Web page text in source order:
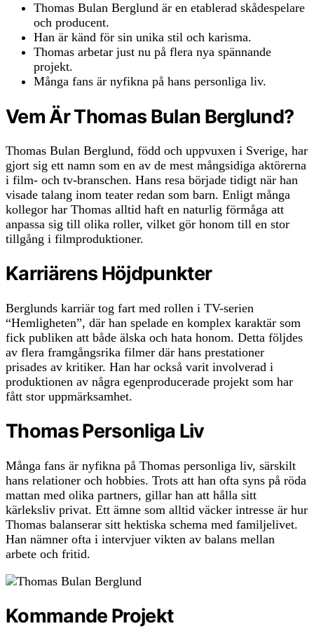
Thomas Bulan Berglund är en etablerad skådespelare
och producent.
Han är känd för sin unika stil och karisma.
Thomas arbetar just nu på flera nya spännande
projekt.
Många fans är nyfikna på hans personliga liv.
Vem Är Thomas Bulan Berglund?
Thomas Bulan Berglund, född och uppvuxen i Sverige, har
gjort sig ett namn som en av de mest mångsidiga aktörerna
i film- och tv-branschen. Hans resa började tidigt när han
visade talang inom teater redan som barn. Enligt många
kollegor har Thomas alltid haft en naturlig förmåga att
anpassa sig till olika roller, vilket gör honom till en stor
tillgång i filmproduktioner.
Karriärens Höjdpunkter
Berglunds karriär tog fart med rollen i TV-serien
“Hemligheten”, där han spelade en komplex karaktär som
fick publiken att både älska och hata honom. Detta följdes
av flera framgångsrika filmer där hans prestationer
prisades av kritiker. Han har också varit involverad i
produktionen av några egenproducerade projekt som har
fått stor uppmärksamhet.
Thomas Personliga Liv
Många fans är nyfikna på Thomas personliga liv, särskilt
hans relationer och hobbies. Trots att han ofta syns på röda
mattan med olika partners, gillar han att hålla sitt
kärleksliv privat. Ett ämne som alltid väcker intresse är hur
Thomas balanserar sitt hektiska schema med familjelivet.
Han nämner ofta i intervjuer vikten av balans mellan
arbete och fritid.
Kommande Projekt